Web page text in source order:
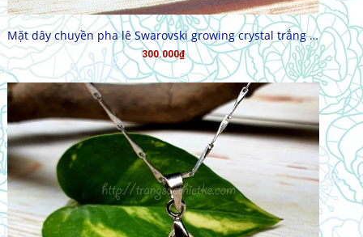
MUA HÀNG Mặt dây chuyền pha lê Swarovski growing crystal trắng xà cừ
300.000₫